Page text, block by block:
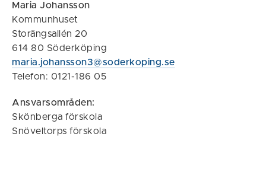
Maria Johansson
Kommunhuset
Storängsallén 20
614 80 Söderköping
maria.johansson3@soderkoping.se
Telefon: 0121-186 05
Ansvarsområden:
Skönberga förskola
Snöveltorps förskola